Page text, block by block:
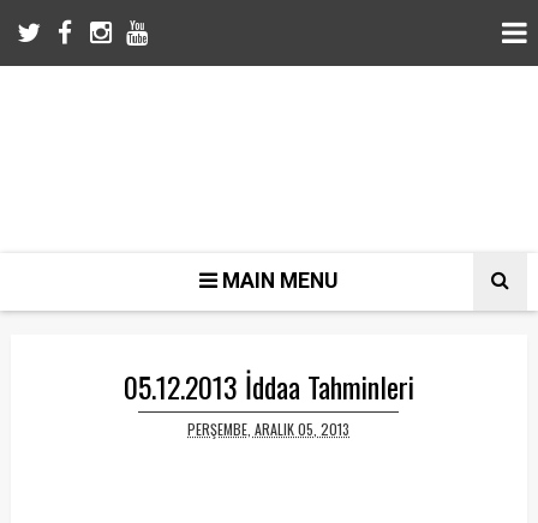
MAIN MENU
05.12.2013 İddaa Tahminleri
PERŞEMBE, ARALIK 05, 2013